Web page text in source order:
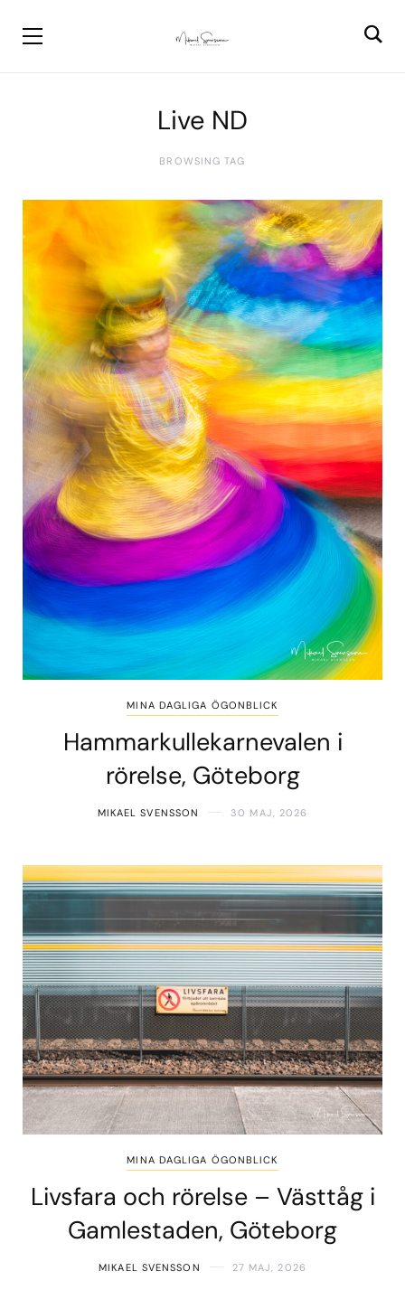
Live ND
BROWSING TAG
MINA DAGLIGA ÖGONBLICK
Hammarkullekarnevalen i
rörelse, Göteborg
MIKAEL SVENSSON 30 MAJ, 2026
MINA DAGLIGA ÖGONBLICK
Livsfara och rörelse – Västtåg i
Gamlestaden, Göteborg
MIKAEL SVENSSON 27 MAJ, 2026